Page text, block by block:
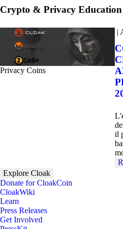
Crypto & Privacy Education
Privacy Coins
|
il
Explore Cloak
Donate for CloakCoin
CloakWiki
Learn
Press Releases
Get Involved